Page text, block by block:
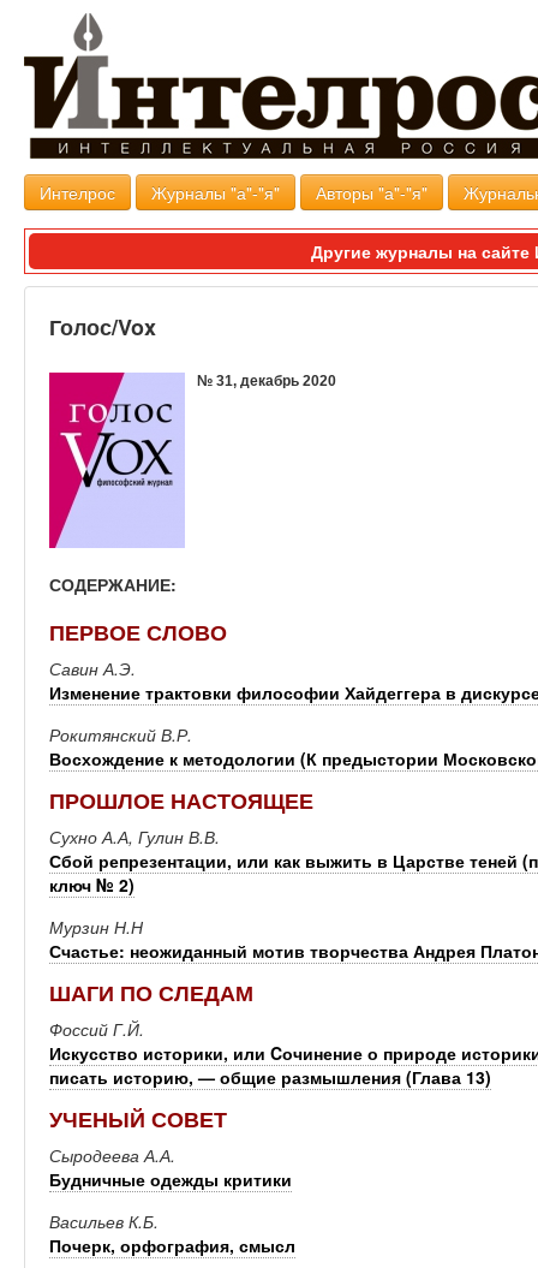
Интелрос Журналы "а"-"я" Авторы "а"-"я"
Другие журналы на
Голос/Vox
№ 31, декабрь 2020
СОДЕРЖАНИЕ:
ПЕРВОЕ СЛОВО
Савин А.Э.
Изменение трактовки философии Хайдеггера в
Рокитянский В.Р.
Восхождение к методологии (К предыстории
ПРОШЛОЕ НАСТОЯЩЕЕ
Сухно А.А, Гулин В.В.
Сбой репрезентации, или как выжить в Царстве теней
ключ № 2)
Мурзин Н.Н
Счастье: неожиданный мотив творчества Андрея
ШАГИ ПО СЛЕДАМ
Фоссий Г.Й.
Искусство историки, или Cочинение о природе
писать историю, — общие размышления (Глава 13)
УЧЕНЫЙ СОВЕТ
Сыродеева А.А.
Будничные одежды критики
Васильев К.Б.
Почерк, орфография, смысл